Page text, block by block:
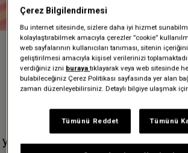
Pokémon ile ilk iş birliğimiz,
modellerimizi serinin sevilen
yeniden yorumluyor. Pokémon,
Çerez Bilgilendirmesi
Bu internet sitesinde, sizlere daha iyi hizmet
kolaylaştırabilmek amacıyla çerezler ”cookie”
web sayfalarının kullanıcıları tanıması, sitenin
geliştirilmesi amacıyla kişisel verilerinizi
verdiğiniz izni burayatıklayarak veya web sitesinde
bulabileceğiniz Çerez Politikası sayfasında yer alan
zaman düzenleyebilirsiniz. Detaylı bilgiye ulaşmak
Tümünü Reddet Tümünü